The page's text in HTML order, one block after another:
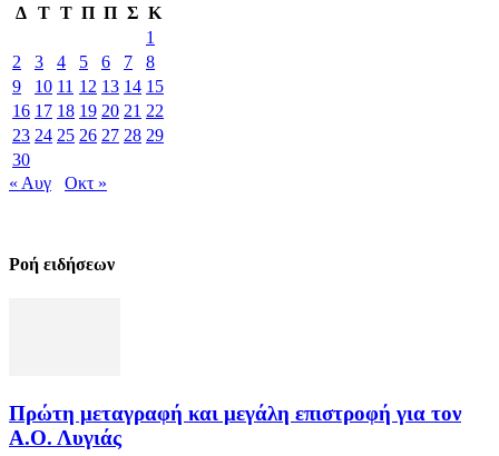
Δ Τ Τ Π Π Σ Κ
1
2
3 4 5 6 7
8
9
10 11 12 13 14 15
16 17 18 19 20 21 22
23 24 25 26 27 28 29
30
« Αυγ
Οκτ »
Ροή ειδήσεων
Πρώτη μεταγραφή και μεγάλη επιστροφή για τον
Α.Ο. Λυγιάς